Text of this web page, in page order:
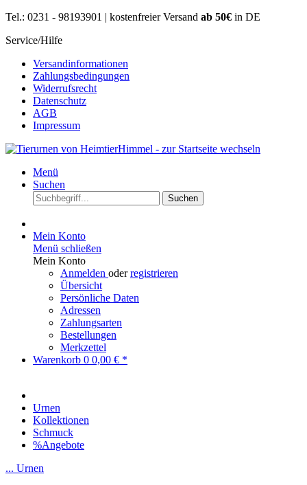
Tel.: 0231 - 98193901 | kostenfreier Versand ab 50€ in DE
Service/Hilfe
Versandinformationen
Zahlungsbedingungen
Widerrufsrecht
Datenschutz
AGB
Impressum
Menü
Suchen
Suchen
Mein Konto
Menü schließen
Mein Konto
Anmelden oderregistrieren
Übersicht
Persönliche Daten
Adressen
Zahlungsarten
Bestellungen
Merkzettel
Warenkorb 0 0,00 € *
Urnen
Kollektionen
Schmuck
%Angebote
... Urnen